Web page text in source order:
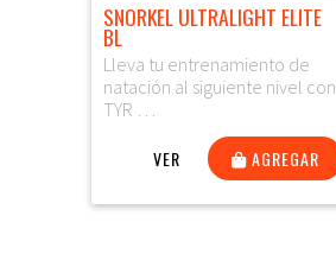
SNORKEL ULTRALIGHT ELITE
BL
Lleva tu entrenamiento de
natación al siguiente nivel con
TYR …
VER AGREGAR